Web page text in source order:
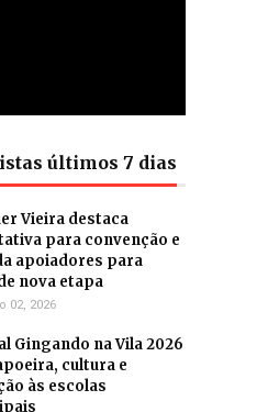
últimos 7 dias
Vieira destaca
para convenção e
apoiadores para
nova etapa
02, 2026
Gingando na Vila 2026
cultura e
às escolas